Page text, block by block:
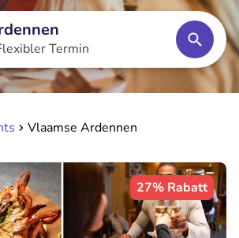
Termin
Vlaamse Ardennen
27% Rabatt